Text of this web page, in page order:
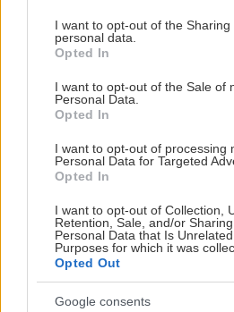
not limited to your visit or usage
grant or deny consent to Google
use your data for below specified
consent section.
I want to opt-out of the Sharing
personal data.
Opted In
I want to opt-out of the Sale of
Personal Data.
Opted In
I want to opt-out of processing
Personal Data for Targeted
Opted In
I want to opt-out of Collection,
Retention, Sale, and/or
Personal Data that Is
Purposes for which it was
Opted Out
Google consents